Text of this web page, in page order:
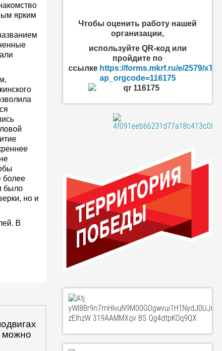
ярким
более
было
но и
В
можно
Чтобы оценить работу нашей
организации,
используйте QR-код или
пройдите по
ссылке https://forms.mkrf.ru/e/2579/
ap_orgcode=116175